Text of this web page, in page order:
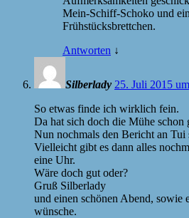
Mein-Schiff-Schoko und
Frühstücksbrettchen.
Antworten ↓
Silberlady 25. Juli 2015
So etwas finde ich wirklich fein.
Da hat sich doch die Mühe schon
Nun nochmals den Bericht an Tui
Vielleicht gibt es dann alles
eine Uhr.
Wäre doch gut oder?
Gruß Silberlady
und einen schönen Abend, sowie
wünsche.